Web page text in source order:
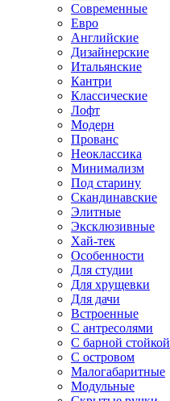
Современные
Евро
Английские
Дизайнерские
Итальянские
Кантри
Классические
Лофт
Модерн
Прованс
Неоклассика
Минимализм
Под старину
Скандинавские
Элитные
Эксклюзивные
Хай-тек
Особенности
Для студии
Для хрущевки
Для дачи
Встроенные
С антресолями
С барной стойкой
С островом
Малогабаритные
Модульные